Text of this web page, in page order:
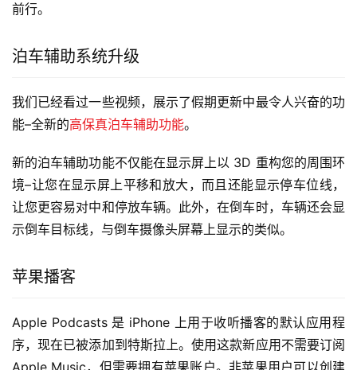
前行。
泊车辅助系统升级
我们已经看过一些视频，展示了假期更新中最令人兴奋的功
能–全新的高保真泊车辅助功能。
新的泊车辅助功能不仅能在显示屏上以 3D 重构您的周围环
境–让您在显示屏上平移和放大，而且还能显示停车位线，
让您更容易对中和停放车辆。此外，在倒车时，车辆还会显
示倒车目标线，与倒车摄像头屏幕上显示的类似。
苹果播客
Apple Podcasts 是 iPhone 上用于收听播客的默认应用程
序，现在已被添加到特斯拉上。使用这款新应用不需要订阅